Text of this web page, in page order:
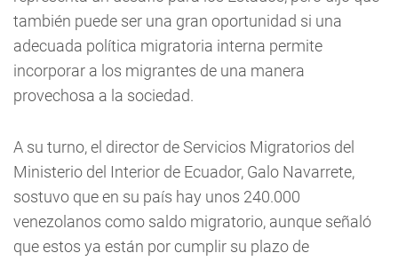
también puede ser una gran oportunidad si una
adecuada política migratoria interna permite
incorporar a los migrantes de una manera
provechosa a la sociedad.
A su turno, el director de Servicios Migratorios del
Ministerio del Interior de Ecuador, Galo Navarrete,
sostuvo que en su país hay unos 240.000
venezolanos como saldo migratorio, aunque señaló
que estos ya están por cumplir su plazo de